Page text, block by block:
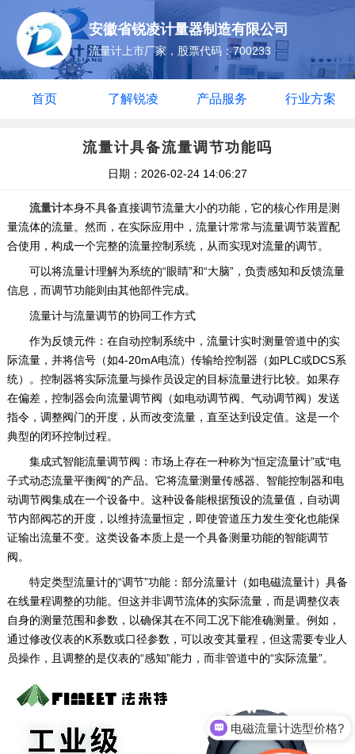
安徽省锐凌计量器制造有限公司
流量计上市厂家，股票代码：700233
首页 了解锐凌 产品服务 行业方案
流量计具备流量调节功能吗
日期：2026-02-24 14:06:27
流量计本身‌不具备‌直接调节流量大小的功能，它的核心作用是‌测
量‌流体的流量。然而，在实际应用中，流量计常常与流量调节装置配
合使用，构成一个完整的流量控制系统，从而实现对流量的调节。
可以将流量计理解为系统的“眼睛”和“大脑”，负责感知和反馈流量
信息，而调节功能则由其他部件完成。
流量计与流量调节的协同工作方式
‌作为反馈元件‌：在自动控制系统中，流量计实时测量管道中的实
际流量，并将信号（如4-20mA电流）传输给控制器（如PLC或DCS系
统）。控制器将实际流量与操作员设定的目标流量进行比较。如果存
在偏差，控制器会向流量调节阀（如电动调节阀、气动调节阀）发送
指令，调整阀门的开度，从而改变流量，直至达到设定值。这是一个
典型的闭环控制过程。‌
‌集成式智能流量调节阀‌：市场上存在一种称为“恒定流量计”或“电
子式动态流量平衡阀”的产品。它将流量测量传感器、智能控制器和电
动调节阀集成在一个设备中。这种设备能根据预设的流量值，自动调
节内部阀芯的开度，以维持流量恒定，即使管道压力发生变化也能保
证输出流量不变。这类设备本质上是一个具备测量功能的智能调节
阀。‌
‌特定类型流量计的“调节”功能‌：部分流量计（如电磁流量计）具备‌
在线量程调整‌的功能。但这并非调节流体的实际流量，而是调整仪表
自身的测量范围和参数，以确保其在不同工况下能准确测量。例如，
通过修改仪表的K系数或口径参数，可以改变其量程，但这需要专业人
员操作，且调整的是仪表的“感知”能力，而非管道中的“实际流量”。‌
电磁流量计选型价格?